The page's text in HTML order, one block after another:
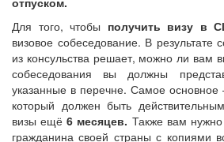
Для того, чтобы получить визу в
визовое собеседование. В результате
из консульства решает, можно ли вам
собеседования вы должны
указанные в перечне. Самое
который должен быть
визы ещё6 месяцев. Также вам нужно
гражданина своей страны с копиями